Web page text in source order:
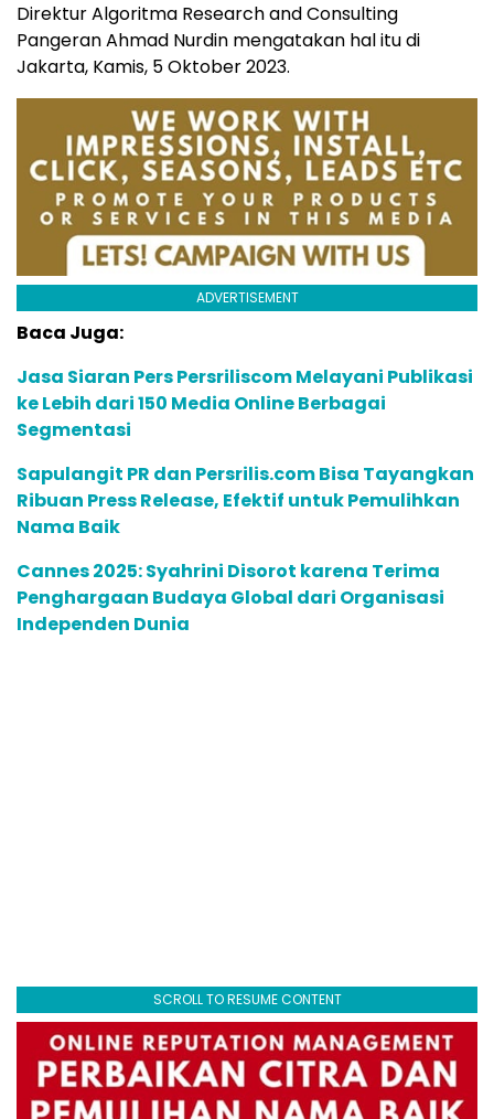
Direktur Algoritma Research and Consulting
Pangeran Ahmad Nurdin mengatakan hal itu di
Jakarta, Kamis, 5 Oktober 2023.
ADVERTISEMENT
Baca Juga:
Jasa Siaran Pers Persriliscom Melayani Publikasi
ke Lebih dari 150 Media Online Berbagai
Segmentasi
Sapulangit PR dan Persrilis.com Bisa Tayangkan
Ribuan Press Release, Efektif untuk Pemulihkan
Nama Baik
Cannes 2025: Syahrini Disorot karena Terima
Penghargaan Budaya Global dari Organisasi
Independen Dunia
SCROLL TO RESUME CONTENT